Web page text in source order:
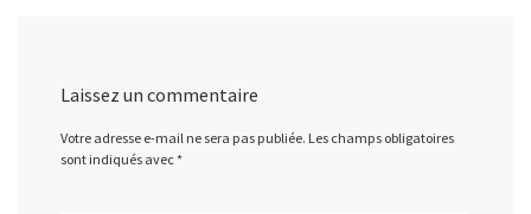
Laissez un commentaire
Votre adresse e-mail ne sera pas publiée. Les champs obligatoires
sont indiqués avec*